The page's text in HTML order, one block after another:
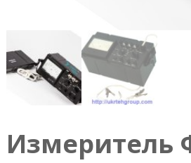
м
ы
о
е
е
ч
Измеритель